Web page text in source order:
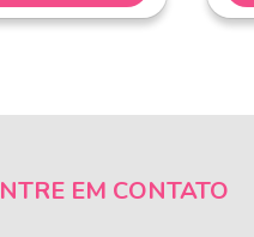
EM CONTATO